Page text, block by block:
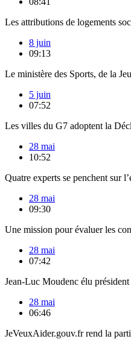
Les attributions de logements
8 juin
09:13
Le ministère des Sports, de la
5 juin
07:52
Les villes du G7 adoptent la
28 mai
10:52
Quatre experts se penchent sur
28 mai
09:30
Une mission pour évaluer les
28 mai
07:42
Jean-Luc Moudenc élu
28 mai
06:46
JeVeuxAider.gouv.fr rend la